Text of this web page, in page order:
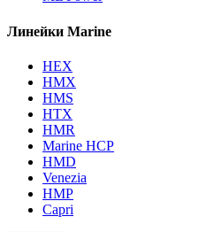
Линейки Marine
HEX
HMX
HMS
HTX
HMR
Marine HCP
HMD
Venezia
HMP
Capri